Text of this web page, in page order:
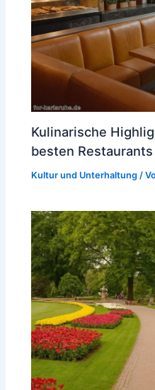
Kulinarische
besten
Kultur und Unterhaltung /